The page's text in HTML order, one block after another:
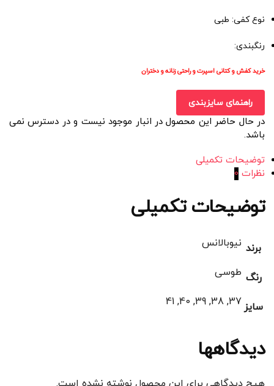
نوع کفی: طبی
رنگبندی:
خرید کفش و کتانی اسپرت و راحتی زنانه و دختران
راهنمای سایزبندی
در حال حاضر این محصول در انبار موجود نیست و در دسترس نمی
باشد.
توضیحات تکمیلی
نظرات 0
توضیحات تکمیلی
برند نیوبالانس
رنگ طوسی
سایز 37, 38, 39, 40, 41
دیدگاهها